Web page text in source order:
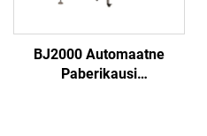
BJ2000 Automaatne
Paberikausi